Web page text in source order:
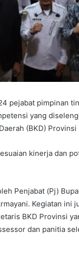
pejabat pimpinan
yang
(BKD)
kinerja dan
Penjabat (Pj)
Kegiatan ini
BKD Provinsi
dan panitia